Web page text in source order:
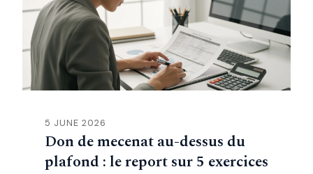
5 JUNE 2026
Don de mecenat au-dessus du
plafond : le report sur 5 exercices